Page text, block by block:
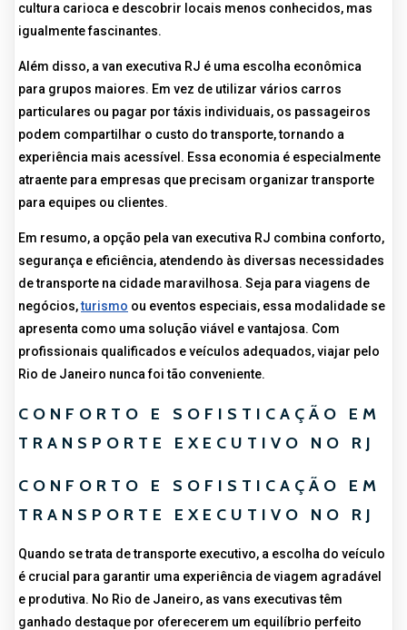
cultura carioca e descobrir locais menos conhecidos, mas
igualmente fascinantes.
Além disso, a van executiva RJ é uma escolha econômica
para grupos maiores. Em vez de utilizar vários carros
particulares ou pagar por táxis individuais, os passageiros
podem compartilhar o custo do transporte, tornando a
experiência mais acessível. Essa economia é especialmente
atraente para empresas que precisam organizar transporte
para equipes ou clientes.
Em resumo, a opção pela van executiva RJ combina conforto,
segurança e eficiência, atendendo às diversas necessidades
de transporte na cidade maravilhosa. Seja para viagens de
negócios,turismo ou eventos especiais, essa modalidade se
apresenta como uma solução viável e vantajosa. Com
profissionais qualificados e veículos adequados, viajar pelo
Rio de Janeiro nunca foi tão conveniente.
CONFORTO E SOFISTICAÇÃO EM
TRANSPORTE EXECUTIVO NO RJ
CONFORTO E SOFISTICAÇÃO EM
TRANSPORTE EXECUTIVO NO RJ
Quando se trata de transporte executivo, a escolha do veículo
é crucial para garantir uma experiência de viagem agradável
e produtiva. No Rio de Janeiro, as vans executivas têm
ganhado destaque por oferecerem um equilíbrio perfeito